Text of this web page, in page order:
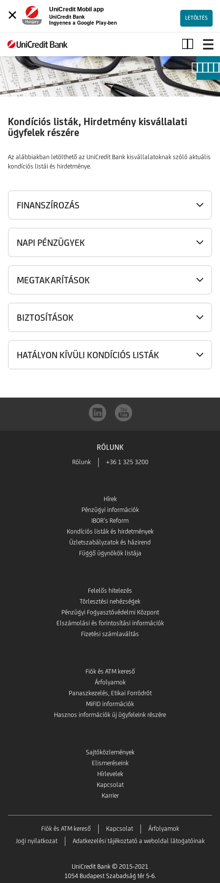
×
UniCredit Mobil app
UniCredit Bank
Ingyenes a Google Play-ben
LETÖLTÉS
Kondíciók
kisvállalati
ügyfelek
részére
Kondíciós listák, Hirdetmény kisvállalati
ügyfelek részére
Az alábbiakban letölthető az UniCredit Bank kisvállalatoknak szóló aktuális
kondíciós listái és hirdetménye.
FINANSZÍROZÁS
NAPI PÉNZÜGYEK
MEGTAKARÍTÁSOK
BIZTOSÍTÁSOK
HATÁLYON KÍVÜLI KONDÍCIÓS LISTÁK
RÓLUNK
Rólunk +36 1 325 3200
Hírek
Pénzügyi információk
IBOR’s Reform
Kondíciós listák és hirdetmények
Üzletszabályzatok és házirend
Függő ügynökök listája
Felelős hitelezés
Törlesztési nehézségek
Pénzügyi Fogyasztóvédelmi Központ
Elszámolási és forintosítási információk
Fizetési számlaváltás
Fiók és ATM kereső
Árfolyamok
Panaszkezelés, Etikai Forródrót
MiFID információk
Hasznos információk új ügyfeleink részére
Sajtóközlemények
Elismeréseink
Hírlevelek
Kapcsolat
Karrier
Fiók és ATM kereső Kapcsolat
Árfolyamok
Jogi nyilatkozat
Adatkezelési tájékoztató a weboldal látogatóinak
UniCredit Bank © 2015-2021
1054 Budapest Szabadság tér 5-6.